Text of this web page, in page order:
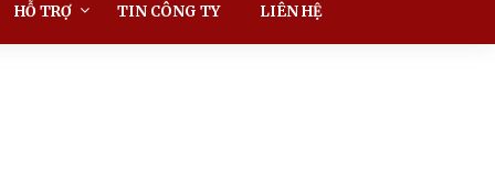
HỖ TRỢ TIN CÔNG TY LIÊN HỆ